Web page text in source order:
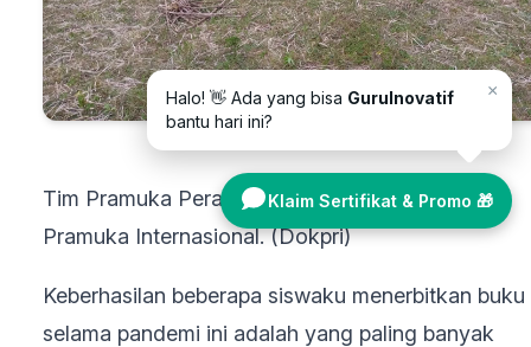
Tim Pramuka Peraih Juara Favorit 2 Lomba
Pramuka Internasional. (Dokpri)
Keberhasilan beberapa siswaku menerbitkan buku
selama pandemi ini adalah yang paling banyak
×
Halo! 👋 Ada yang bisa GuruInovatif
bantu hari ini?
Klaim Sertifikat & Promo 🎁